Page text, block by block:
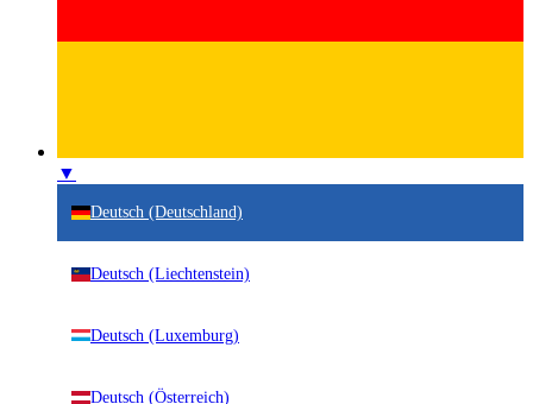
▼
Deutsch (Deutschland)
Deutsch (Liechtenstein)
Deutsch (Luxemburg)
Deutsch (Österreich)